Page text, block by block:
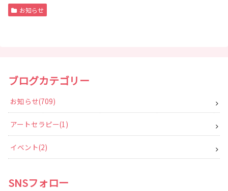
お知らせ
ブログカテゴリー
お知らせ 709
アートセラピー 1
イベント 2
SNSフォロー